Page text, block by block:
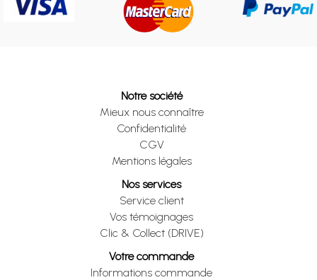
Notre société
Mieux nous connaître
Confidentialité
CGV
Mentions légales
Nos services
Service client
Vos témoignages
Clic & Collect (DRIVE)
Votre commande
Informations commande